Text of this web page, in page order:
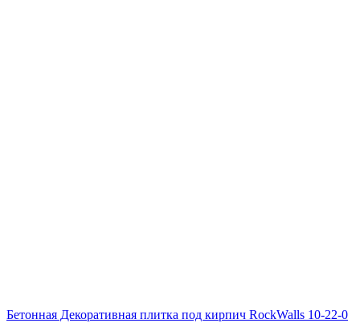
Бетонная Декоративная плитка под кирпич RockWalls 10-22-0